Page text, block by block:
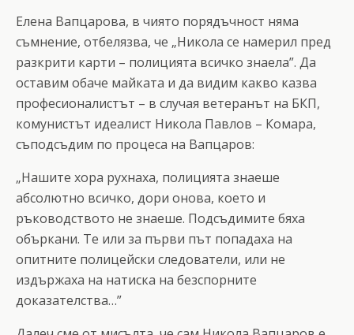
Елена Вапцарова, в чиято порядъчност няма
съмнение, отбелязва, че „Никола се намерил пред
разкрити карти – полицията всичко знаела”. Да
оставим обаче майката и да видим какво казва
професионалистът – в случая ветеранът на БКП,
комунистът идеалист Никола Павлов – Комара,
съподсъдим по процеса на Вапцаров:
„Нашите хора рухнаха, полицията знаеше
абсолютно всичко, дори онова, което и
ръководството не знаеше. Подсъдимите бяха
объркани. Те или за първи път попадаха на
опитните полицейски следователи, или не
издържаха на натиска на безспорните
доказателства…”